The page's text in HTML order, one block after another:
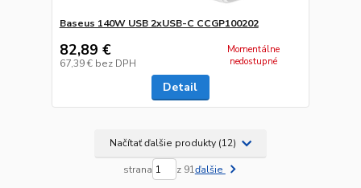
Baseus 140W USB 2xUSB-C CCGP100202
82,89 €
67,39 € bez DPH
Momentálne
nedostupné
Detail
Načítať ďalšie produkty (12)
strana z 91ďalšie